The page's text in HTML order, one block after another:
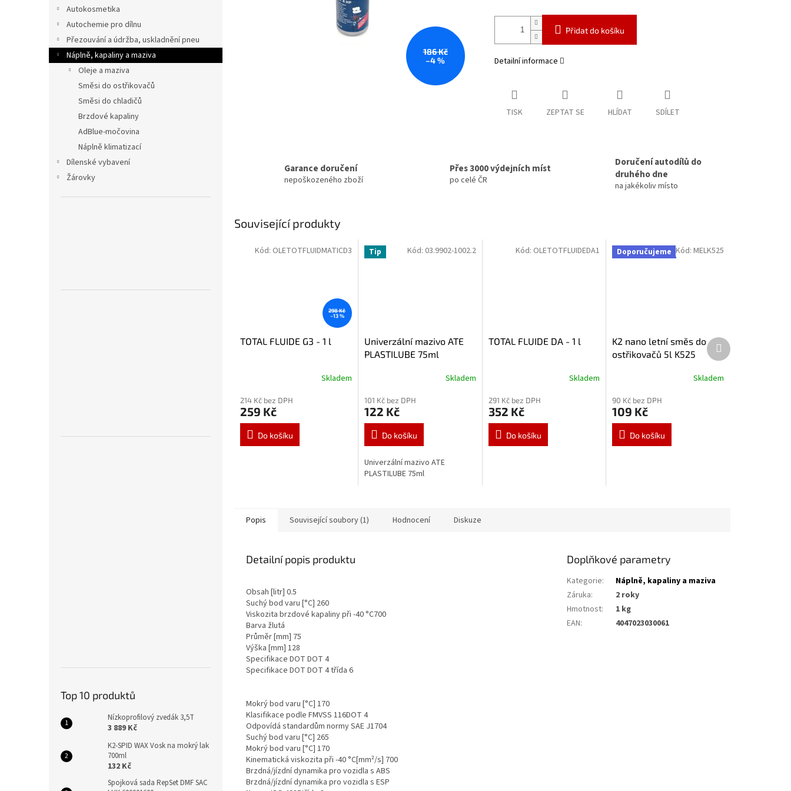
Autokosmetika
Autochemie pro dílnu
Přezouvání a údržba, uskladnění pneu
Náplně, kapaliny a maziva
Oleje a maziva
Směsi do ostřikovačů
Směsi do chladičů
Brzdové kapaliny
AdBlue-močovina
Náplně klimatizací
Dílenské vybavení
Žárovky
Top 10 produktů
Nízkoprofilový zvedák 3,5T
3 889 Kč
K2-SPID WAX Vosk na mokrý lak
700ml
132 Kč
Spojková sada RepSet DMF SAC
186 Kč
–4 %
Přidat do košíku
Detailní informace
TISK ZEPTAT SE HLÍDAT SDÍLET
Garance doručení
nepoškozeného zboží
Přes 3000 výdejních míst
po celé ČR
Doručení autodílů do
druhého dne
na jakékoliv místo
Související produkty
298 Kč
–13 %
TOTAL FLUIDE G3 - 1 l
Skladem
214 Kč bez DPH
259 Kč
Do košíku
Kód: OLETOTFLUIDMATICD3 Tip
Univerzální mazivo ATE
PLASTILUBE 75ml
Skladem
101 Kč bez DPH
122 Kč
Do košíku
Univerzální mazivo ATE
PLASTILUBE 75ml
Kód: 03.9902-1002.2
TOTAL FLUIDE DA - 1 l
Skladem
291 Kč bez DPH
352 Kč
Do košíku
Kód: OLETOTFLUIDEDA1 Doporučujeme
K2 nano letní směs do
ostřikovačů 5l K525
Skladem
90 Kč bez DPH
109 Kč
Do košíku
Kód: MELK525
Další
produkt
Popis Související soubory (1) Hodnocení Diskuze
Detailní popis produktu
Obsah [litr] 0.5
Suchý bod varu [°C] 260
Viskozita brzdové kapaliny při -40 °C700
Barva žlutá
Průměr [mm] 75
Výška [mm] 128
Specifikace DOT DOT 4
Specifikace DOT DOT 4 třída 6
Mokrý bod varu [°C] 170
Klasifikace podle FMVSS 116DOT 4
Odpovídá standardům normySAE J1704
Suchý bod varu [°C] 265
Mokrý bod varu [°C] 170
Kinematická viskozita při -40 °C[mm²/s] 700
Brzdná/jízdní dynamika pro vozidla s ABS
Brzdná/jízdní dynamika pro vozidla s ESP
Doplňkové parametry
Kategorie:
Náplně, kapaliny a maziva
Záruka:
2 roky
Hmotnost:
1 kg
EAN: 4047023030061